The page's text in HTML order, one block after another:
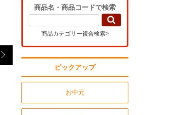
商品名・商品コードで検索
商品カテゴリー複合検索>
ピックアップ
お中元